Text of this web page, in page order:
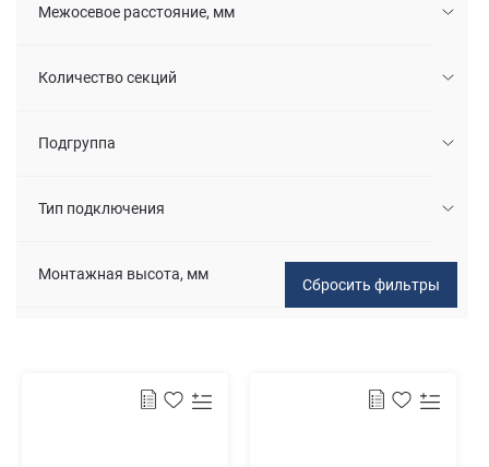
Межосевое расстояние, мм
Количество секций
Подгруппа
Тип подключения
Монтажная высота, мм